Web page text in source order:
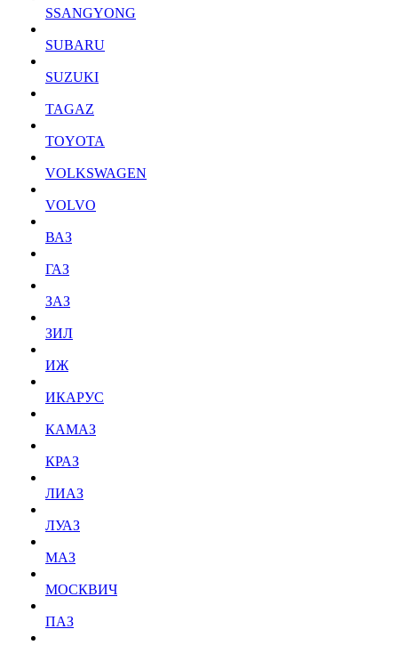
SSANGYONG
SUBARU
SUZUKI
TAGAZ
TOYOTA
VOLKSWAGEN
VOLVO
ВАЗ
ГАЗ
ЗАЗ
ЗИЛ
ИЖ
ИКАРУС
КАМАЗ
КРАЗ
ЛИАЗ
ЛУАЗ
МАЗ
МОСКВИЧ
ПАЗ